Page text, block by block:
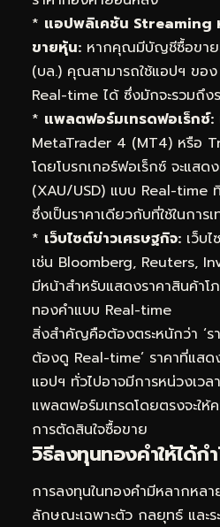
* แอปพลิเคชัน Streaming
ขายหุ้น: หากคุณมีบัญชีซื้อขา
(บล.) คุณสามารถใช้แอปฯ ขอ
Real-time ได้ ซึ่งมักจะรวมถึง
* แพลตฟอร์มเทรดฟอเร็กซ์:
MetaTrader 4 (MT4) หรือ
โดยโบรกเกอร์ฟอเร็กซ์ จะแสด
(XAU/USD) แบบ Real-time
ซึ่งเป็นราคาเดียวกับที่ใช้ในการ
* เว็บไซต์ข่าวเศรษฐกิจ: เว็บ
เช่น Bloomberg, Reuters,
มีหน้าสำหรับแสดงราคาสินค้า
ทองคำแบบ Real-time
สิ่งสำคัญคือต้องตระหนักว่า ‘ร
ต้องดู Real-time’ ราคาที่แสด
แอปฯ ทั่วไปอาจมีการหน่วงเวล
แพลตฟอร์มเทรดโดยตรงจะใ
การตัดสินใจซื้อขาย
วิธีลงทุนทองคำให้ได้ก
การลงทุนในทองคำมีหลากหล
ลักษณะเฉพาะตัว กลยุทธ์ และ